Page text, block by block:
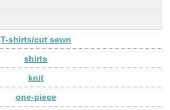
T-shirts/cut sewn
shirts
knit
one-piece